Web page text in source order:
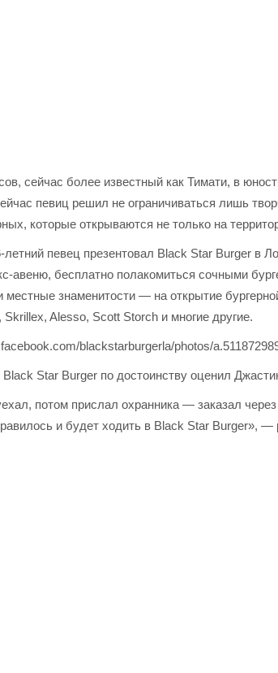
сейчас более известный как Тимати, в
певиц решил не ограничиваться лишь
которые открываются не только на
летний певец презентовал Black Star Burger в
авеню, бесплатно полакомиться сочными
местные знаменитости — на открытие
Skrillex, Alesso, Scott Storch и многие другие.
blackstarburgerla/photos/
Star Burger по достоинству оценил
потом прислал охранника — заказал
и будет ходить в Black Star Burger»,